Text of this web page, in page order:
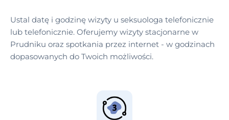
Ustal datę i godzinę wizyty u seksuologa telefonicznie
lub telefonicznie. Oferujemy wizyty stacjonarne w
Prudniku oraz spotkania przez internet - w godzinach
dopasowanych do Twoich możliwości.